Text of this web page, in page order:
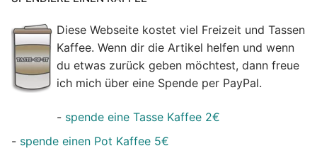
Diese Webseite kostet viel Freizeit und Tassen
Kaffee. Wenn dir die Artikel helfen und wenn
du etwas zurück geben möchtest, dann freue
ich mich über eine Spende per PayPal.
- spende eine Tasse Kaffee 2€
- spende einen Pot Kaffee 5€